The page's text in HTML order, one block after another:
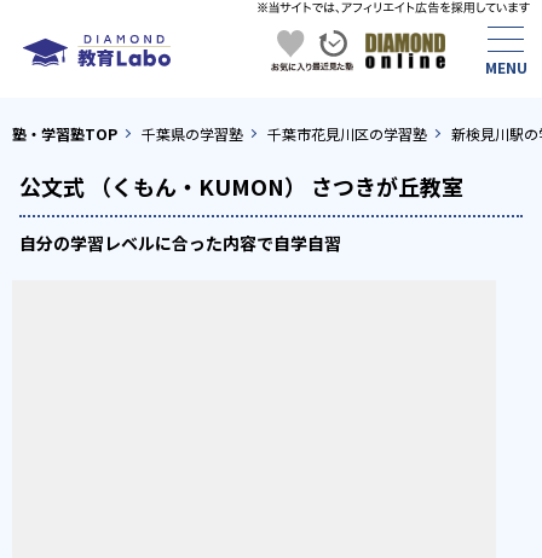
塾・学習塾TOP 千葉県の学習塾 千葉市花見川区の学習塾 新検見川駅
公文式 （くもん・KUMON） さつきが丘教室
自分の学習レベルに合った内容で自学自習